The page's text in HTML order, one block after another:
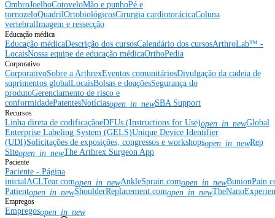
OmbroJoelhoCotoveloMão e punhoPé e
tornozeloQuadrilOrtobiológicosCirurgia cardiotorácicaColuna
vertebralImagem e ressecção
Educação médica
Educação médicaDescrição dos cursosCalendário dos cursosArthroLab™ -
LocaisNossa equipe de educação médicaOrthoPedia
Corporativo
CorporativoSobre a ArthrexEventos comunitáriosDivulgação da cadeia de
suprimentos globalLocaisBolsas e doaçõesSegurança do
produtoGerenciamento de risco e
conformidadePatentesNotíciasopen_in_newSBA Support
Recursos
Linha direta de codificaçãoeDFUs (Instructions for Use)open_in_newGlobal
Enterprise Labeling System (GELS)Unique Device Identifier
(UDI)Solicitações de exposições, congressos e workshopsopen_in_newRep
Siteopen_in_newThe Arthrex Surgeon App
Paciente
Paciente - Página
inicialACLTear.comopen_in_newAnkleSprain.comopen_in_new
Patientopen_in_newShoulderReplacement.comopen_in_new
Empregos
Empregosopen_in_new